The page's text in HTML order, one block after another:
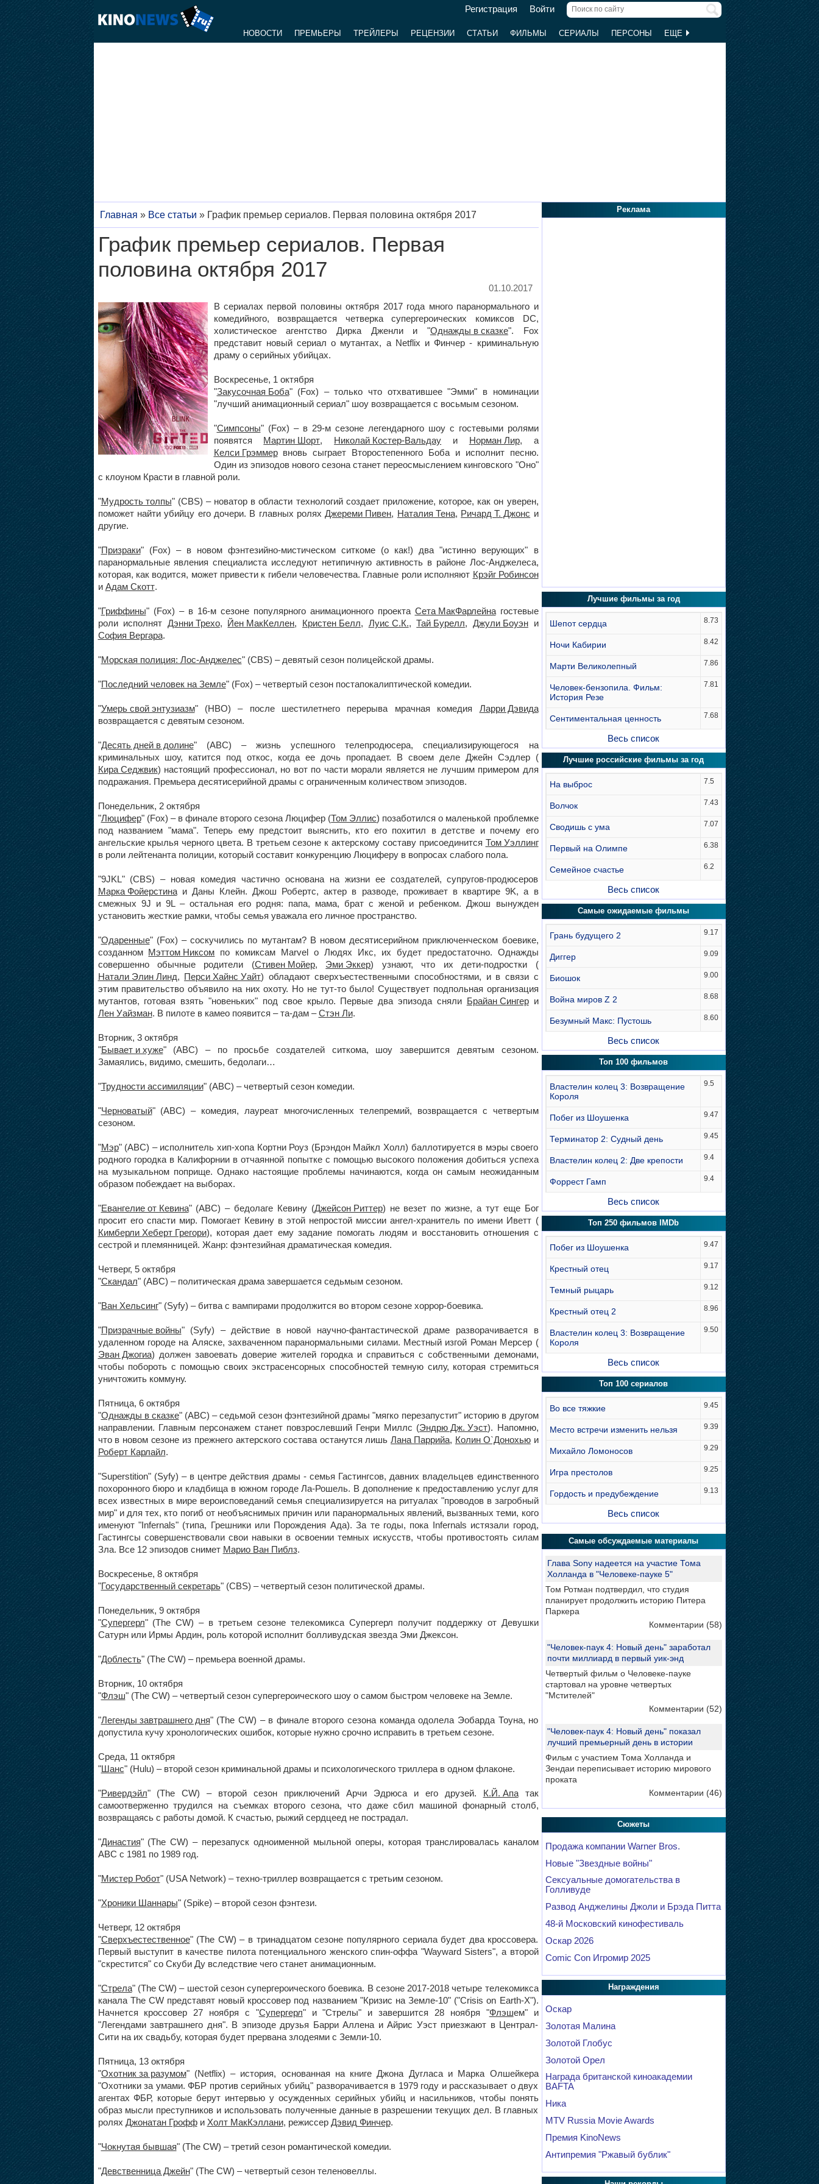
Регистрация Войти
НОВОСТИ ПРЕМЬЕРЫ ТРЕЙЛЕРЫ РЕЦЕНЗИИ СТАТЬИ ФИЛЬМЫ СЕРИАЛЫ ПЕРСОНЫ ЕЩЕ
Главная » Все статьи » График премьер сериалов. Первая половина октября 2017
График премьер сериалов. Первая
половина октября 2017
01.10.2017
В сериалах первой половины октября 2017 года много паранормального и
комедийного, возвращается четверка супергероических комиксов DC,
холистическое агентство Дирка Дженли и "Однажды в сказке". Fox
представит новый сериал о мутантах, а Netflix и Финчер - криминальную
драму о серийных убийцах.
Воскресенье, 1 октября
"Закусочная Боба" (Fox) – только что отхватившее "Эмми" в номинации
"лучший анимационный сериал" шоу возвращается с восьмым сезоном.
"Симпсоны" (Fox) – в 29-м сезоне легендарного шоу с гостевыми ролями
появятся Мартин Шорт, Николай Костер-Вальдау и Норман Лир, а
Келси Грэммервновь сыграет Второстепенного Боба и исполнит песню.
Один из эпизодов нового сезона станет переосмыслением кинговского "Оно"
с клоуном Красти в главной роли.
"Мудрость толпы" (CBS) – новатор в области технологий создает приложение, которое, как он уверен,
поможет найти убийцу его дочери. В главных роляхДжереми Пивен, Наталия Тена, Ричард Т. Джонс и
другие.
"Призраки" (Fox) – в новом фэнтезийно-мистическом ситкоме (о как!) два "истинно верующих" в
паранормальные явления специалиста исследуют нетипичную активность в районе Лос-Анджелеса,
которая, как водится, может привести к гибели человечества. Главные роли исполняют Крэйг Робинсон
и Адам Скотт.
"Гриффины" (Fox) – в 16-м сезоне популярного анимационного проекта Сета МакФарлейнагостевые
роли исполнят Дэнни Трехо, Йен МакКеллен, Кристен Белл, Луис С.К.,Тай Бурелл, Джули Боуэни
София Вергара.
"Морская полиция: Лос-Анджелес" (CBS) – девятый сезон полицейской драмы.
"Последний человек на Земле" (Fox) – четвертый сезон постапокалиптической комедии.
"Умерь свой энтузиазм" (HBO) – после шестилетнего перерыва мрачная комедия Ларри Дэвида
возвращается с девятым сезоном.
"Десять дней в долине" (ABC) – жизнь успешного телепродюсера, специализирующегося на
криминальных шоу, катится под откос, когда ее дочь пропадает. В своем деле Джейн Сэдлер (
Кира Седжвик) настоящий профессионал, но вот по части морали является не лучшим примером для
подражания. Премьера десятисерийной драмы с ограниченным количеством эпизодов.
Понедельник, 2 октября
"Люцифер" (Fox) – в финале второго сезона Люцифер (Том Эллис) позаботился о маленькой проблемке
под названием "мама". Теперь ему предстоит выяснить, кто его похитил в детстве и почему его
ангельские крылья черного цвета. В третьем сезоне к актерскому составу присоединится Том Уэллинг
в роли лейтенанта полиции, который составит конкуренцию Люциферу в вопросах слабого пола.
"9JKL" (CBS) – новая комедия частично основана на жизни ее создателей, супругов-продюсеров
Марка Фойерстинаи Даны Клейн. Джош Робертс, актер в разводе, проживает в квартире 9K, а в
смежных 9J и 9L – остальная его родня: папа, мама, брат с женой и ребенком. Джош вынужден
установить жесткие рамки, чтобы семья уважала его личное пространство.
"Одаренные" (Fox) – соскучились по мутантам? В новом десятисерийном приключенческом боевике,
созданном Мэттом Никсом по комиксам Marvel о Людях Икс, их будет предостаточно. Однажды
совершенно обычные родители (Стивен Мойер, Эми Эккер) узнают, что их дети-подростки (
Натали Элин Линд, Перси Хайнс Уайт) обладают сверхъестественными способностями, и в связи с
этим правительство объявило на них охоту. Но не тут-то было! Существует подпольная организация
мутантов, готовая взять "новеньких" под свое крыло. Первые два эпизода сняли Брайан Сингери
Лен Уайзман. В пилоте в камео появится – та-дам –Стэн Ли.
Вторник, 3 октября
"Бывает и хуже" (ABC) – по просьбе создателей ситкома, шоу завершится девятым сезоном.
Замаялись, видимо, смешить, бедолаги…
"Трудности ассимиляции" (ABC) – четвертый сезон комедии.
"Черноватый" (ABC) – комедия, лауреат многочисленных телепремий, возвращается с четвертым
сезоном.
"Мэр" (ABC) – исполнитель хип-хопа Кортни Роуз (Брэндон Майкл Холл) баллотируется в мэры своего
родного городка в Калифорнии в отчаянной попытке с помощью высокого положения добиться успеха
на музыкальном поприще. Однако настоящие проблемы начинаются, когда он самым неожиданным
образом побеждает на выборах.
"Евангелие от Кевина" (ABC) – бедолаге Кевину (Джейсон Риттер) не везет по жизне, а тут еще Бог
просит его спасти мир. Помогает Кевину в этой непростой миссии ангел-хранитель по имени Иветт (
Кимберли Хеберт Грегори), которая дает ему задание помогать людям и восстановить отношения с
сестрой и племянницей. Жанр: фэнтезийная драматическая комедия.
Четверг, 5 октября
"Скандал" (ABC) – политическая драма завершается седьмым сезоном.
"Ван Хельсинг" (Syfy) – битва с вампирами продолжится во втором сезоне хоррор-боевика.
"Призрачные войны" (Syfy) – действие в новой научно-фантастической драме разворачивается в
удаленном городе на Аляске, захваченном паранормальными силами. Местный изгой Роман Мерсер (
Эван Джогиа) должен завоевать доверие жителей городка и справиться с собственными демонами,
чтобы побороть с помощью своих экстрасенсорных способностей темную силу, которая стремиться
уничтожить коммуну.
Пятница, 6 октября
"Однажды в сказке" (ABC) – седьмой сезон фэнтезийной драмы "мягко перезапустит" историю в другом
направлении. Главным персонажем станет повзрослевший Генри Миллс (Эндрю Дж. Уэст). Напомню,
что в новом сезоне из прежнего актерского состава останутся лишьЛана Паррийа, Колин О`Донохьюи
Роберт Карлайл.
"Superstition" (Syfy) – в центре действия драмы - семья Гастингсов, давних владельцев единственного
похоронного бюро и кладбища в южном городе Ла-Рошель. В дополнение к предоставлению услуг для
всех известных в мире вероисповеданий семья специализируется на ритуалах "проводов в загробный
мир" и для тех, кто погиб от необъяснимых причин или паранормальных явлений, вызванных теми, кого
именуют "Infernals" (типа, Грешники или Порождения Ада). За те годы, пока Infernals истязали город,
Гастингсы совершенствовали свои навыки в освоении темных искусств, чтобы противостоять силам
Зла. Все 12 эпизодов снимет Марио Ван Пиблз.
Воскресенье, 8 октября
"Государственный секретарь" (CBS) – четвертый сезон политической драмы.
Понедельник, 9 октября
"Супергерл" (The CW) – в третьем сезоне телекомикса Супергерл получит поддержку от Девушки
Сатурн или Ирмы Ардин, роль которой исполнит болливудская звезда Эми Джексон.
"Доблесть" (The CW) – премьера военной драмы.
Вторник, 10 октября
"Флэш" (The CW) – четвертый сезон супергероического шоу о самом быстром человеке на Земле.
"Легенды завтрашнего дня" (The CW) – в финале второго сезона команда одолела Эобарда Тоуна, но
допустила кучу хронологических ошибок, которые нужно срочно исправить в третьем сезоне.
Среда, 11 октября
"Шанс" (Hulu) – второй сезон криминальной драмы и психологического триллера в одном флаконе.
"Ривердэйл" (The CW) – второй сезон приключений Арчи Эдрюса и его друзей. К.Й. Апатак
самоотверженно трудился на съемках второго сезона, что даже сбил машиной фонарный столб,
возвращаясь с работы домой. К счастью, рыжий сердцеед не пострадал.
"Династия" (The CW) – перезапуск одноименной мыльной оперы, которая транслировалась каналом
ABC с 1981 по 1989 год.
"Мистер Робот" (USA Network) – техно-триллер возвращается с третьим сезоном.
"Хроники Шаннары" (Spike) – второй сезон фэнтези.
Четверг, 12 октября
"Сверхъестественное" (The CW) – в тринадцатом сезоне популярного сериала будет два кроссовера.
Первый выступит в качестве пилота потенциального женского спин-оффа "Wayward Sisters", а второй
"скрестится" со Скуби Ду вследствие чего станет анимационным.
"Стрела" (The CW) – шестой сезон супергероического боевика. В сезоне 2017-2018 четыре телекомикса
канала The CW представят новый кроссовер под названием "Кризис на Земле-10" ("Crisis on Earth-X").
Начнется кроссовер 27 ноября с "Супергерл" и "Стрелы" и завершится 28 ноября "Флэшем" и
"Легендами завтрашнего дня". В эпизоде друзья Барри Аллена и Айрис Уэст приезжают в Централ-
Сити на их свадьбу, которая будет прервана злодеями с Земли-10.
Пятница, 13 октября
"Охотник за разумом" (Netflix) – история, основанная на книге Джона Дугласа и Марка Олшейкера
"Охотники за умами. ФБР против серийных убийц" разворачивается в 1979 году и рассказывает о двух
агентах ФБР, которые берут интервью у осужденных серийных убийц и насильников, чтобы понять
образ мысли преступников и использовать полученные данные в разрешении текущих дел. В главных
ролях Джонатан Гроффи Холт МакКэллани, режиссер Дэвид Финчер.
"Чокнутая бывшая" (The CW) – третий сезон романтической комедии.
"Девственница Джейн" (The CW) – четвертый сезон теленовеллы.
Реклама
Лучшие фильмы за год
Шепот сердца 8.73
Ночи Кабирии 8.42
Марти Великолепный 7.86
Человек-бензопила. Фильм:
История Резе
7.81
Сентиментальная ценность 7.68
Весь список
Лучшие российские фильмы за год
На выброс 7.5
Волчок 7.43
Сводишь с ума 7.07
Первый на Олимпе 6.38
Семейное счастье 6.2
Весь список
Самые ожидаемые фильмы
Грань будущего 2 9.17
Диггер 9.09
Биошок 9.00
Война миров Z 2 8.68
Безумный Макс: Пустошь 8.60
Весь список
Топ 100 фильмов
Властелин колец 3: Возвращение
Короля
9.5
Побег из Шоушенка 9.47
Терминатор 2: Судный день 9.45
Властелин колец 2: Две крепости 9.4
Форрест Гамп 9.4
Весь список
Топ 250 фильмов IMDb
Побег из Шоушенка 9.47
Крестный отец 9.17
Темный рыцарь 9.12
Крестный отец 2 8.96
Властелин колец 3: Возвращение
Короля
9.50
Весь список
Топ 100 сериалов
Во все тяжкие 9.45
Место встречи изменить нельзя 9.39
Михайло Ломоносов 9.29
Игра престолов 9.25
Гордость и предубеждение 9.13
Весь список
Самые обсуждаемые материалы
Глава Sony надеется на участие Тома
Холланда в "Человеке-пауке 5"
Том Ротман подтвердил, что студия
планирует продолжить историю Питера
Паркера
Комментарии (58)
"Человек-паук 4: Новый день" заработал
почти миллиард в первый уик-энд
Четвертый фильм о Человеке-пауке
стартовал на уровне четвертых
"Мстителей"
Комментарии (52)
"Человек-паук 4: Новый день" показал
лучший премьерный день в истории
Фильм с участием Тома Холланда и
Зендаи переписывает историю мирового
проката
Комментарии (46)
Сюжеты
Продажа компании Warner Bros.
Новые "Звездные войны"
Сексуальные домогательства в
Голливуде
Развод Анджелины Джоли и Брэда Питта
48-й Московский кинофестиваль
Оскар 2026
Comic Con Игромир 2025
Награждения
Оскар
Золотая Малина
Золотой Глобус
Золотой Орел
Награда британской киноакадемии
BAFTA
Ника
MTV Russia Movie Awards
Премия KinoNews
Антипремия "Ржавый бублик"